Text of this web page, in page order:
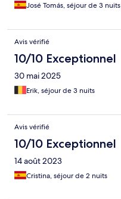
José Tomás, séjour de 3 nuits
Avis vérifié
10/10 Exceptionnel
30 mai 2025
Erik, séjour de 3 nuits
Avis vérifié
10/10 Exceptionnel
14 août 2023
Cristina, séjour de 2 nuits